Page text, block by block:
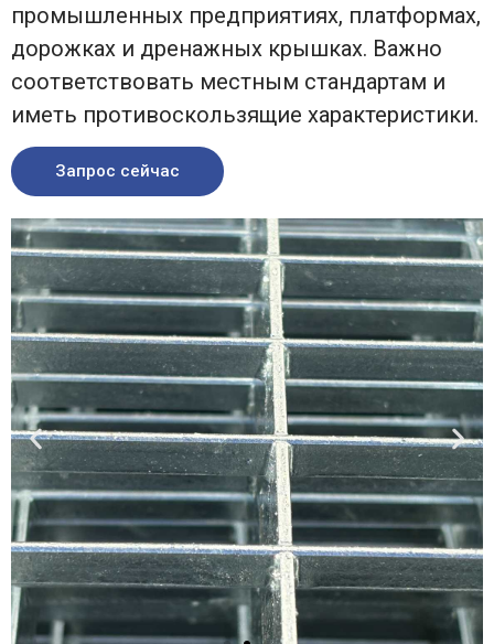
промышленных предприятиях, платформах,
дорожках и дренажных крышках. Важно
соответствовать местным стандартам и
иметь противоскользящие характеристики.
Запрос сейчас